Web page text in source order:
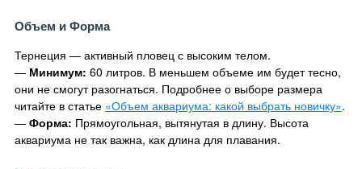
Объем и Форма
Тернеция — активный пловец с высоким телом.
— Минимум: 60 литров. В меньшем объеме им будет тесно,
они не смогут разогнаться. Подробнее о выборе размера
читайте в статье «Объем аквариума: какой выбрать новичку».
— Форма: Прямоугольная, вытянутая в длину. Высота
аквариума не так важна, как длина для плавания.